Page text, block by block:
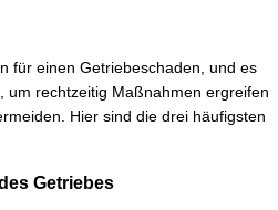
für einen Getriebeschaden, und es
um rechtzeitig Maßnahmen ergreifen
Hier sind die drei häufigsten
Getriebes